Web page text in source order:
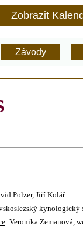
Polzer, Jiří Kolář
kynologický
: Veronika Zemanová,